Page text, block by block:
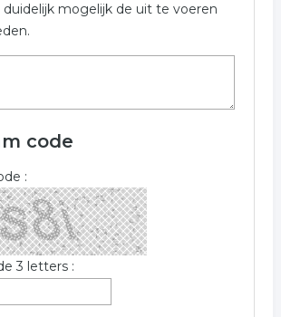
duidelijk mogelijk de uit te voeren
code
:
3 letters :